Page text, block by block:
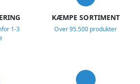
1-3
KÆMPE SORTIMENT
Over 95.500 produkter